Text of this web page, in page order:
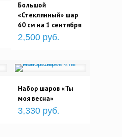
Большой
«Стеклянный» шар
60 см на 1 сентября
2,500 руб.
Набор шаров «Ты
моя весна»
3,330 руб.